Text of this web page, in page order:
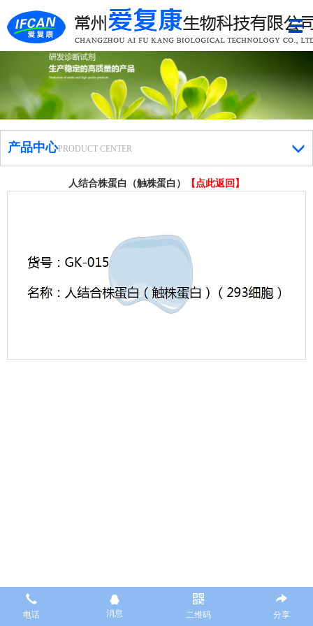
产品中心PRODUCT CENTER
人结合株蛋白（触株蛋白） 【点此返回】
电话 消息 二维码 分享